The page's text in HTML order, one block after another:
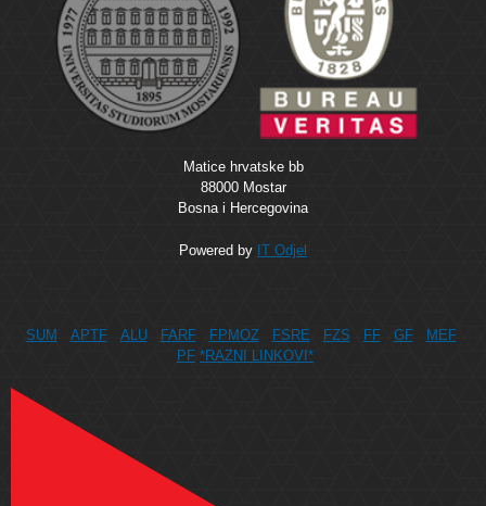
Matice hrvatske bb
88000 Mostar
Bosna i Hercegovina
Powered by IT Odjel
SUM APTF ALU FARF FPMOZ FSRE FZS FF GF
MEF
PF *RAZNI LINKOVI*